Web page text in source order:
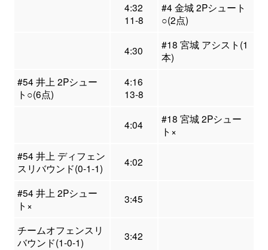
4:32
11-8
#4 金城 2Pシュート
○(2点)
4:30
#18 宮城 アシスト(1
本)
#54 井上 2Pシュー
ト○(6点)
4:16
13-8
4:04
#18 宮城 2Pシュー
ト×
#54 井上 ディフェン
スリバウンド(0-1-1)
4:02
#54 井上 2Pシュー
ト×
3:45
チームオフェンスリ
バウンド(1-0-1)
3:42